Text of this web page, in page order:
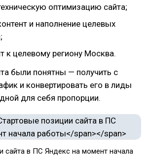
оптимизацию сайта;
и наполнение целевых
к целевому региону Москва.
были понятны — получить с
и конвертировать его в лиды
для себя пропорции.
сайта в ПС Яндекс на момент начала